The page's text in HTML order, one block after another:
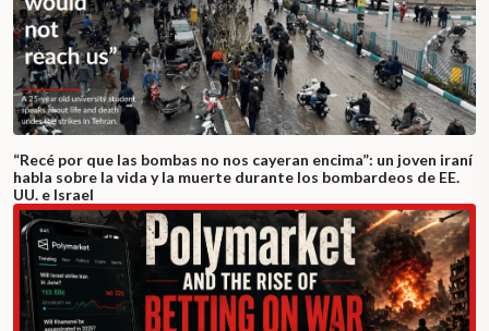
“Recé por que las bombas no nos cayeran encima”: un joven iraní
habla sobre la vida y la muerte durante los bombardeos de EE.
UU. e Israel